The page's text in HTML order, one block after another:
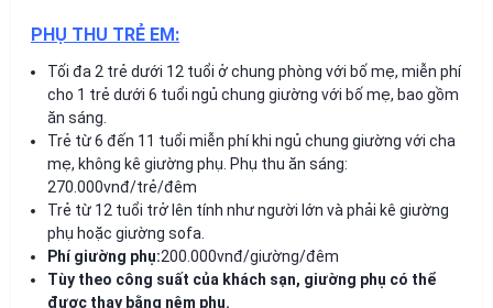
PHỤ THU TRẺ EM:
Tối đa 2 trẻ dưới 12 tuổi ở chung phòng với bố mẹ, miễn phí
cho 1 trẻ dưới 6 tuổi ngủ chung giường với bố mẹ, bao gồm
ăn sáng.
Trẻ từ 6 đến 11 tuổi miễn phí khi ngủ chung giường với cha
mẹ, không kê giường phụ. Phụ thu ăn sáng:
270.000vnđ/trẻ/đêm
Trẻ từ 12 tuổi trở lên tính như người lớn và phải kê giường
phụ hoặc giường sofa.
Phí giường phụ:200.000vnđ/giường/đêm
Tùy theo công suất của khách sạn, giường phụ có thể
được thay bằng nệm phụ.